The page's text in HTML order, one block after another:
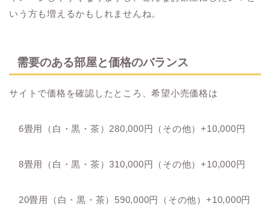
いう方も増えるかもしれませんね。
需要のある部屋と価格のバランス
サイトで価格を確認したところ、希望小売価格は
6畳用（白・黒・茶）280,000円（その他）+10,000円
8畳用（白・黒・茶）310,000円（その他）+10,000円
20畳用（白・黒・茶）590,000円（その他）+10,000円